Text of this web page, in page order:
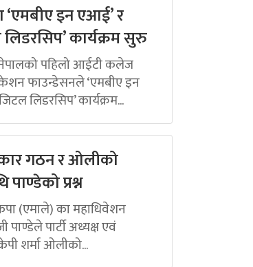
‘एमबीए इन एआई’ र
कार्यक्रम सुरु
पहिलो आईटी कलेज
फाउन्डेसनले ‘एमबीए इन
लिडरसिप’ कार्यक्रम...
गठन र ओलीको
पाण्डेको प्रश्न
(एमाले) का महाधिवेशन
पाण्डेले पार्टी अध्यक्ष एवं
केपी शर्मा ओलीको...